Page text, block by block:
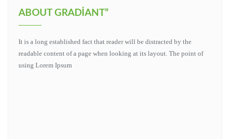
ABOUT GRADIANT”
It is a long established fact that reader will be distracted by the
readable content of a page when looking at its layout. The point of
using Lorem Ipsum